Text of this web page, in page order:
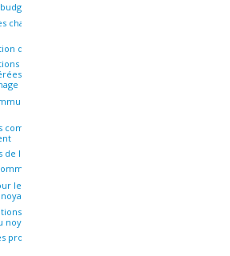
chargées du
des repas
et
par le
à
communes
de logement
les
aux
propres au